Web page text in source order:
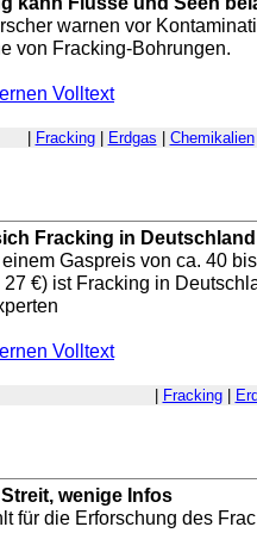
warnen vor
von Fracking-Bohrungen.
Volltext
Fracking| Erdgas Chemikalien
Fracking in
Gaspreis von ca. 40
27 €) ist Fracking in
Volltext
Fracking|
wenige Infos
für die Erforschung des